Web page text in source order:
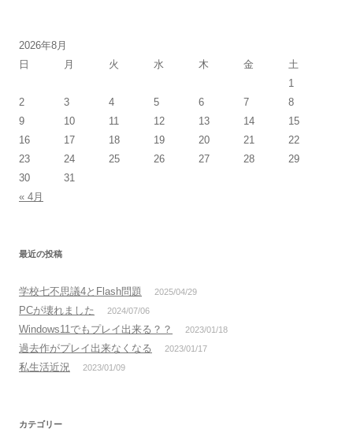
2026年8月
日
月 火 水 木 金
土
1
2
3 4 5 6 7
8
9
10 11 12 13 14
15
16
17 18 19 20 21
22
23
24 25 26 27 28
29
30
31
« 4月
最近の投稿
学校七不思議4とFlash問題 2025/04/29
PCが壊れました 2024/07/06
Windows11でもプレイ出来る？？ 2023/01/18
過去作がプレイ出来なくなる 2023/01/17
私生活近況 2023/01/09
カテゴリー